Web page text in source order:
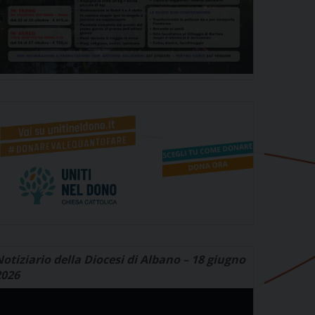
della Diocesi di Albano – 18 giugno